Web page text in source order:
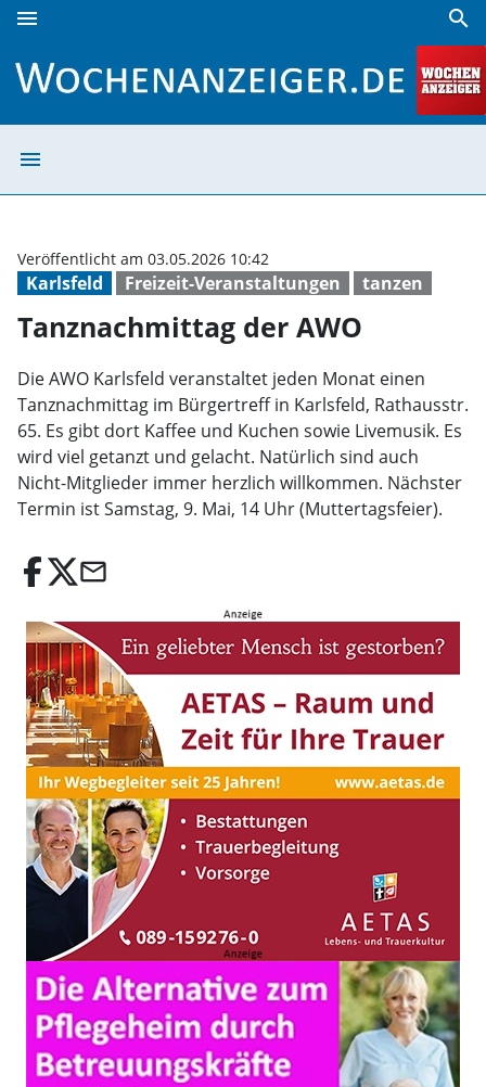
menu search
menu
Karlsfeld Freizeit-Veranstaltungen tanzen
Veröffentlicht am 03.05.2026 10:42
Tanznachmittag der AWO
Die AWO Karlsfeld veranstaltet jeden Monat einen
Tanznachmittag im Bürgertreff in Karlsfeld, Rathausstr.
65. Es gibt dort Kaffee und Kuchen sowie Livemusik. Es
wird viel getanzt und gelacht. Natürlich sind auch
Nicht-Mitglieder immer herzlich willkommen. Nächster
Termin ist Samstag, 9. Mai, 14 Uhr (Muttertagsfeier).
email